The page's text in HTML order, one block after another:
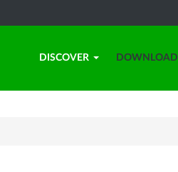
DISCOVER DOWNLOAD